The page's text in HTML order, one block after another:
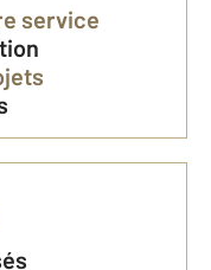
service